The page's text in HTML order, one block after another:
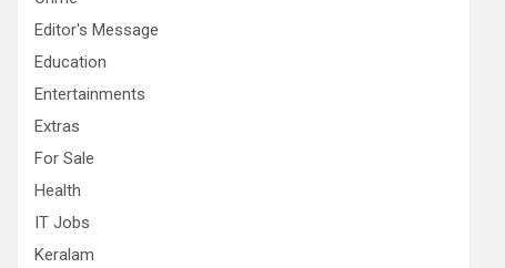
Editor's Message
Education
Entertainments
Extras
For Sale
Health
IT Jobs
Keralam